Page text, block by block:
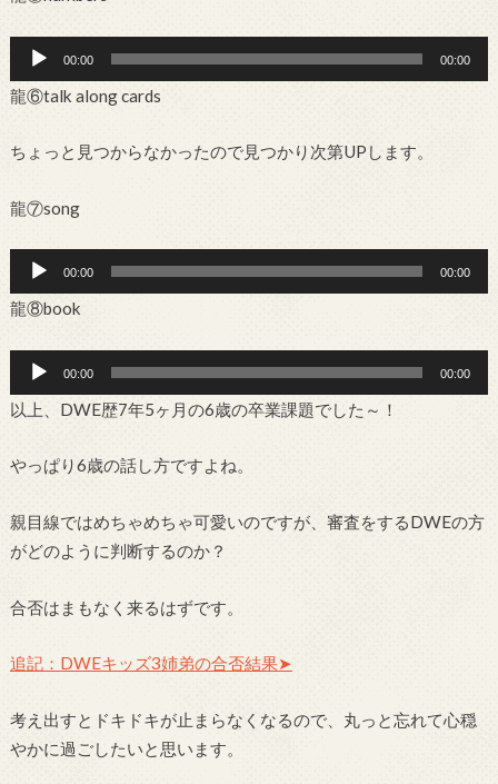
ー
プ
ー
ー
00:00 00:00
龍⑥talk along cards
ちょっと見つからなかったので見つかり次第UPします。
龍⑦song
プ
ー
00:00 00:00
龍⑧book
プ
ー
ー
00:00 00:00
以上、DWE歴7年5ヶ月の6歳の卒業課題でした～！
やっぱり6歳の話し方ですよね。
親目線ではめちゃめちゃ可愛いのですが、審査をするDWEの方
がどのように判断するのか？
合否はまもなく来るはずです。
追記：DWEキッズ3姉弟の合否結果➤
考え出すとドキドキが止まらなくなるので、丸っと忘れて心穏
やかに過ごしたいと思います。